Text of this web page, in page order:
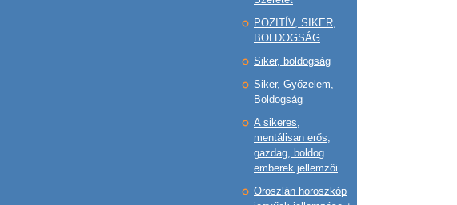
POZITÍV, SIKER,
BOLDOGSÁG
Siker, boldogság
Siker, Győzelem,
Boldogság
A sikeres,
mentálisan erős,
gazdag, boldog
emberek jellemzői
Oroszlán horoszkóp